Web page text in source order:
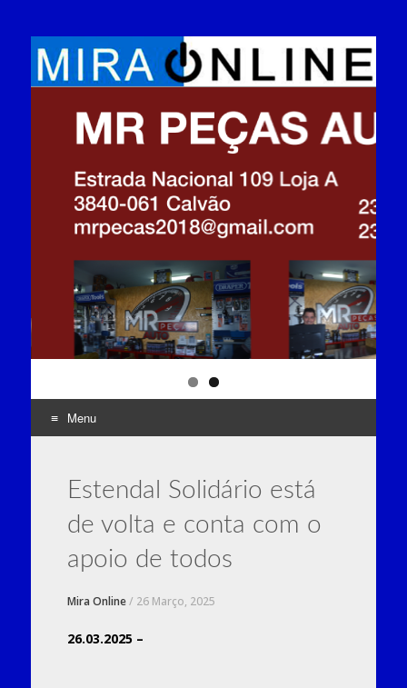
Menu
contentEstendal Solidário está
de volta e conta com o
apoio de todos
Mira Online/ 26 Março, 2025
26.03.2025 –